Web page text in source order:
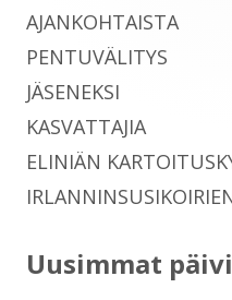
AJANKOHTAISTA
PENTUVÄLITYS
JÄSENEKSI
KASVATTAJIA
ELINIÄN
Uusimmat